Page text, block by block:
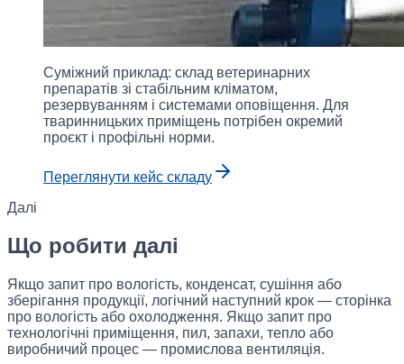
Суміжний приклад: склад ветеринарних
препаратів зі стабільним кліматом,
резервуванням і системами оповіщення. Для
тваринницьких приміщень потрібен окремий
проєкт і профільні норми.
Переглянути кейс складу
Далі
Що робити далі
Якщо запит про вологість, конденсат, сушіння або
зберігання продукції, логічний наступний крок — сторінка
про вологість або охолодження. Якщо запит про
технологічні приміщення, пил, запахи, тепло або
виробничий процес — промислова вентиляція.